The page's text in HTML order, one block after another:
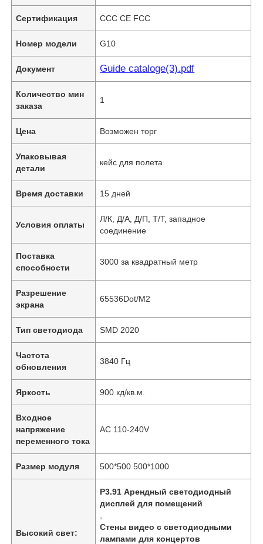
Сертификация CCC CE FCC
Номер модели G10
Документ Guide cataloge(3).pdf
Количество мин
заказа
1
Цена Возможен торг
Упаковывая
детали
кейс для полета
Время доставки 15 дней
Условия оплаты
Л/К, Д/А, Д/П, Т/Т, западное
соединение
Поставка
способности
3000 за квадратный метр
Разрешение
экрана
65536Dot/M2
Тип светодиода SMD 2020
Частота
обновления
3840 Гц
Яркость 900 кд/кв.м.
Входное
напряжение
переменного тока
AC 110-240V
Размер модуля 500*500 500*1000
Высокий свет:
P3.91 Арендный светодиодный
дисплей для помещений
Стены видео с светодиодными
лампами для концертов